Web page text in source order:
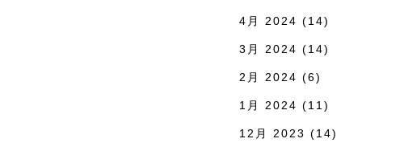
4月 2024 (14)
3月 2024 (14)
2月 2024 (6)
1月 2024 (11)
12月 2023 (14)